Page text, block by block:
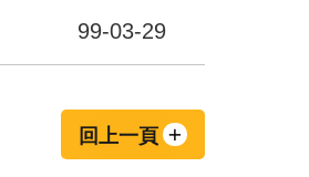
99-03-29
回上一頁